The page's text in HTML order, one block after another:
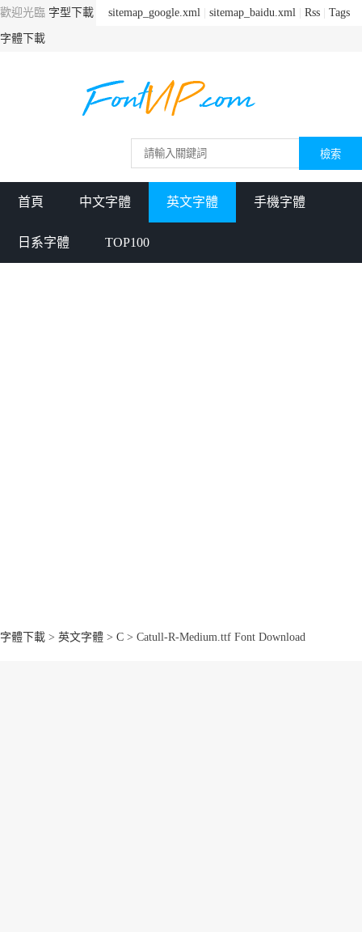
sitemap_google.xml sitemap_baidu.xml Rss Tags
歡迎光臨 字型下載
字體下載
首頁 中文字體 英文字體 手機字體
日系字體 TOP100
字體下載 > 英文字體 > C > Catull-R-Medium.ttf Font Download